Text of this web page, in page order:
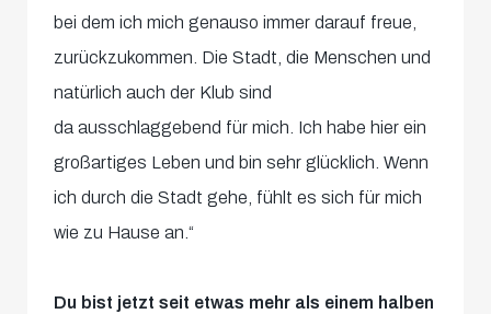
bei dem ich mich genauso immer darauf freue,
zurückzukommen. Die Stadt, die Menschen und
natürlich auch der Klub sind
da ausschlaggebend für mich. Ich habe hier ein
großartiges Leben und bin sehr glücklich. Wenn
ich durch die Stadt gehe, fühlt es sich für mich
wie zu Hause an.“
Du bist jetzt seit etwas mehr als einem halben